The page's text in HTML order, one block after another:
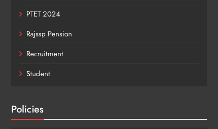
PTET 2024
Rajssp Pension
Recruitment
Student
Policies